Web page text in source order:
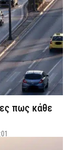
πως κάθε